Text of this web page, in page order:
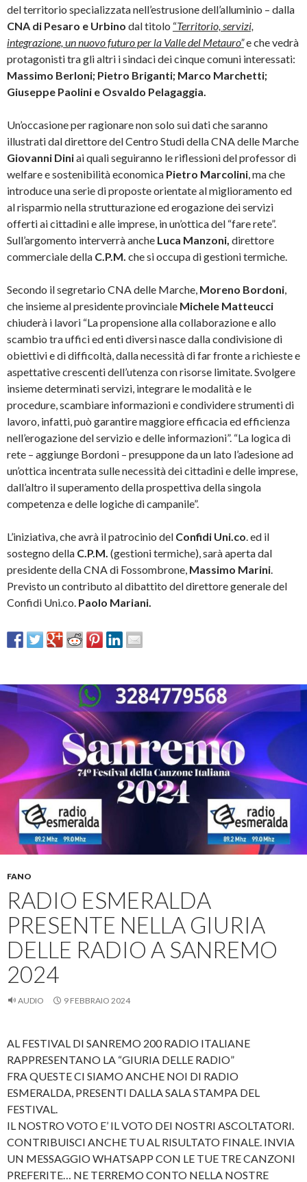
del territorio specializzata nell’estrusione dell’alluminio – dalla
CNA di Pesaro e Urbino dal titolo “Territorio, servizi,
integrazione, un nuovo futuro per la Valle del Metauro”e che vedrà
protagonisti tra gli altri i sindaci dei cinque comuni interessati:
Massimo Berloni; Pietro Briganti; Marco Marchetti;
Giuseppe Paolini e Osvaldo Pelagaggia.
Un’occasione per ragionare non solo sui dati che saranno
illustrati dal direttore del Centro Studi della CNA delle Marche
Giovanni Diniai quali seguiranno le riflessioni del professor di
welfare e sostenibilità economica Pietro Marcolini , ma che
introduce una serie di proposte orientate al miglioramento ed
al risparmio nella strutturazione ed erogazione dei servizi
offerti ai cittadini e alle imprese, in un’ottica del “fare rete”.
Sull’argomento interverrà anche Luca Manzoni, direttore
commerciale della C.P.M. che si occupa di gestioni termiche.
Secondo il segretario CNA delle Marche, Moreno Bordoni
che insieme al presidente provinciale Michele Matteucci
chiuderà i lavori “La propensione alla collaborazione e allo
scambio tra uffici ed enti diversi nasce dalla condivisione di
obiettivi e di difficoltà, dalla necessità di far fronte a richieste e
aspettative crescenti dell’utenza con risorse limitate. Svolgere
insieme determinati servizi, integrare le modalità e le
procedure, scambiare informazioni e condividere strumenti di
lavoro, infatti, può garantire maggiore efficacia ed efficienza
nell’erogazione del servizio e delle informazioni”. “La logica di
rete – aggiunge Bordoni – presuppone da un lato l’adesione ad
un’ottica incentrata sulle necessità dei cittadini e delle imprese,
dall’altro il superamento della prospettiva della singola
competenza e delle logiche di campanile”.
L’iniziativa, che avrà il patrocinio del Confidi Uni.co . ed il
sostegno della C.P.M. (gestioni termiche), sarà aperta dal
presidente della CNA di Fossombrone, Massimo Marini
Previsto un contributo al dibattito del direttore generale del
Confidi Uni.co. Paolo Mariani.
FANO
RADIO ESMERALDA
PRESENTE NELLA GIURIA
DELLE RADIO A SANREMO
2024
AUDIO 9 FEBBRAIO 2024
AL FESTIVAL DI SANREMO 200 RADIO ITALIANE
RAPPRESENTANO LA “GIURIA DELLE RADIO”
FRA QUESTE CI SIAMO ANCHE NOI DI RADIO
ESMERALDA, PRESENTI DALLA SALA STAMPA DEL
FESTIVAL.
IL NOSTRO VOTO E’ IL VOTO DEI NOSTRI ASCOLTATORI.
CONTRIBUISCI ANCHE TU AL RISULTATO FINALE. INVIA
UN MESSAGGIO WHATSAPP CON LE TUE TRE CANZONI
PREFERITE… NE TERREMO CONTO NELLA NOSTRE